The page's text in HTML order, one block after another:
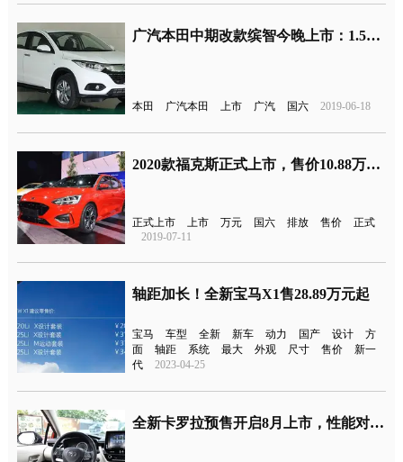
广汽本田中期改款缤智今晚上市：1.5T+CVT、满足国六标准
本田 广汽本田 上市 广汽 国六 2019-06-18
2020款福克斯正式上市，售价10.88万元起，满足国六排放
正式上市 上市 万元 国六 排放 售价
正式
2019-07-11
轴距加长！全新宝马X1售28.89万元起
宝马 车型 全新 新车 动力 国产 设计
方
面
轴距 系统 最大 外观 尺寸 售价
新一
代
2023-04-25
全新卡罗拉预售开启8月上市，性能对标轩逸和朗逸